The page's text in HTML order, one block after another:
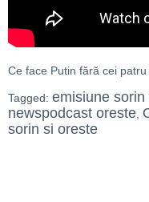
Ce face Putin fără cei
Tagged: emisiune sorin
newspodcast oreste
sorin si oreste